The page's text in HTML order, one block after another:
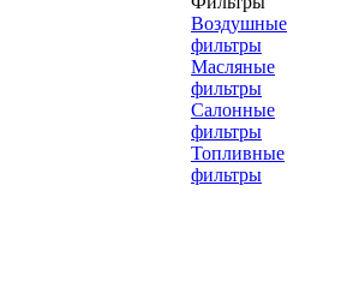
Воздушные
фильтры
Масляные
фильтры
Салонные
фильтры
Топливные
фильтры